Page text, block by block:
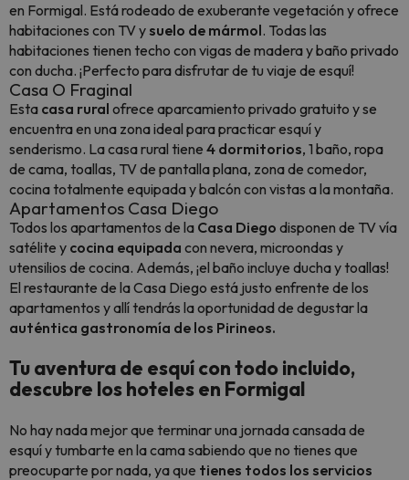
en Formigal. Está rodeado de exuberante vegetación y ofrece
habitaciones con TV y suelo de mármol. Todas las
habitaciones tienen techo con vigas de madera y baño privado
con ducha. ¡Perfecto para disfrutar de tu viaje de esquí!
Casa O Fraginal
Esta casa rural ofrece aparcamiento privado gratuito y se
encuentra en una zona ideal para practicar esquí y
senderismo. La casa rural tiene 4 dormitorios, 1 baño, ropa
de cama, toallas, TV de pantalla plana, zona de comedor,
cocina totalmente equipada y balcón con vistas a la montaña.
Apartamentos Casa Diego
Todos los apartamentos de la Casa Diego disponen de TV vía
satélite y cocina equipada con nevera, microondas y
utensilios de cocina. Además, ¡el baño incluye ducha y toallas!
El restaurante de la Casa Diego está justo enfrente de los
apartamentos y allí tendrás la oportunidad de degustar la
auténtica gastronomía de los Pirineos.
Tu aventura de esquí con todo incluido,
descubre los hoteles en Formigal
No hay nada mejor que terminar una jornada cansada de
esquí y tumbarte en la cama sabiendo que no tienes que
preocuparte por nada, ya que tienes todos los servicios